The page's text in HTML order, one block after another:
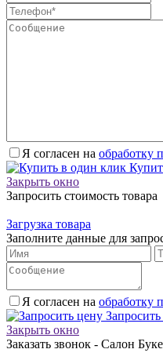
Я согласен на обработку
Закрыть окно
Запросить стоимость товара
Загрузка товара
Заполните данные для
Я согласен на обработку
Закрыть окно
Заказать звонок - Салон